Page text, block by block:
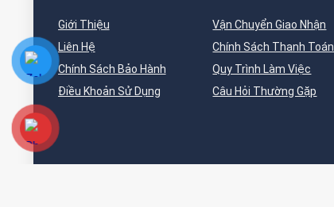
Giới Thiệu
Liên Hệ
Chính Sách Bảo Hành
Điều Khoản Sử Dụng
Vận Chuyển Giao Nhận
Chính Sách Thanh Toán
Quy Trình Làm Việc
Câu Hỏi Thường Gặp